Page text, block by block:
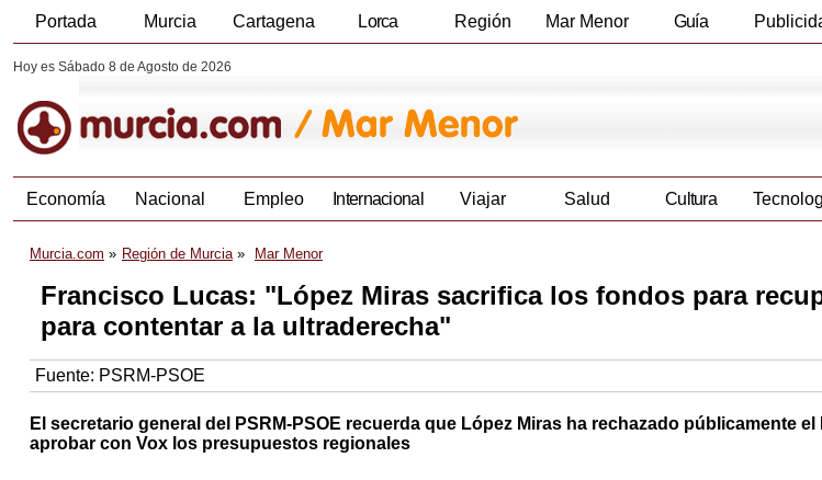
Portada Murcia Cartagena Lorca Región Mar Menor Guía
Hoy es Sábado 8 de Agosto de 2026
Economía Nacional Empleo Internacional Viajar Salud Cultura
Murcia.com Región de Murcia Mar Menor
Francisco Lucas: "López Miras sacrifica los fondos para
para contentar a la ultraderecha"
Fuente: PSRM-PSOE
El secretario general del PSRM-PSOE recuerda que López Miras ha rechazado públicamente
aprobar con Vox los presupuestos regionales